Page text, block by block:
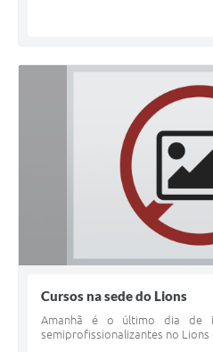
Cursos na sede do Lions
Amanhã é o último dia de
semiprofissionalizantes no Lions